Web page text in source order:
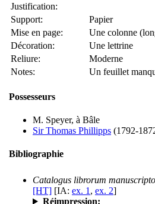
Justification:
Support:
Papier
Mise en page:
Une colonne
Décoration:
Une lettrine
Reliure:
Moderne
Notes:
Un feuillet
Possesseurs
M. Speyer, à Bâle
Sir Thomas Phillipps (1792-
Bibliographie
Catalogus librorum
[HT] [IA: ex. 1 , ex. 2]
Réimpression: